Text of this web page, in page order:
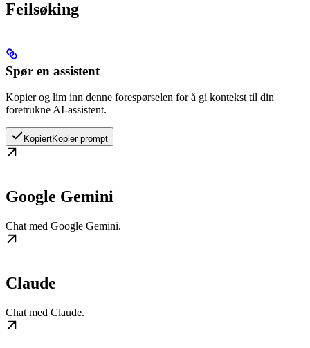
Feilsøking
Spør en assistent
Kopier og lim inn denne forespørselen for å gi kontekst til din
foretrukne AI-assistent.
KopiertKopier prompt
Google Gemini
Chat med Google Gemini.
Claude
Chat med Claude.